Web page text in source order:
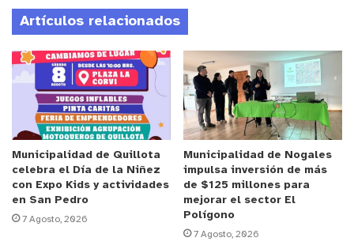
mini-álbum (por estrenar) y también con algunos
tracks del primer disco (Abismal) lanzado por la
banda conformada por Pablo López en la batería,
Diego Jorquera en el Bajo, Diego Cortés con su
Guitarra, y Marcelo Sepúlveda en el micrófono.
Cabe recalcar que, el viaje, se pudo concretar
debido al constante apoyo de sus seguidores y el
aporte monetario que realizaron en instancias
como la rifa, la cual en siete días ya estaba la
mitad vendida. Su sorteo, por si te interesa, se
hará en su red social @zerotolerancemetal, este
Artículos relacionados
Municipalidad de Quillota
celebra el Día de la Niñez
con Expo Kids y actividades
en San Pedro
7 Agosto, 2026
Municipalidad de Nogales
impulsa inversión de más
de $125 millones para
mejorar el sector El
Polígono
7 Agosto, 2026